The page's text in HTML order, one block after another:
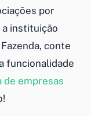
por
a instituição
conte
funcionalidade
de empresas